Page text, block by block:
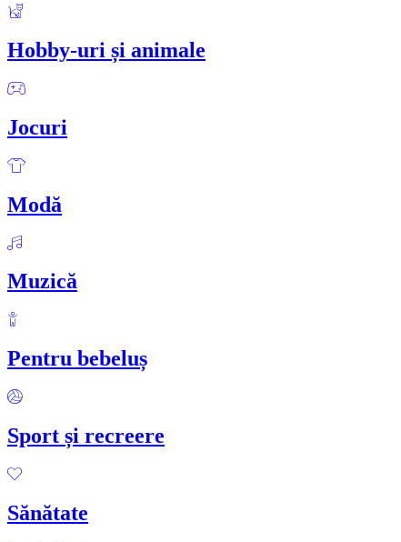
Hobby-uri și animale
Jocuri
Modă
Muzică
Pentru bebeluș
Sport și recreere
Sănătate